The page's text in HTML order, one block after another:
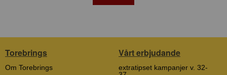
Torebrings
Om Torebrings
Vårt erbjudande
extratipset kampanjer v. 32-